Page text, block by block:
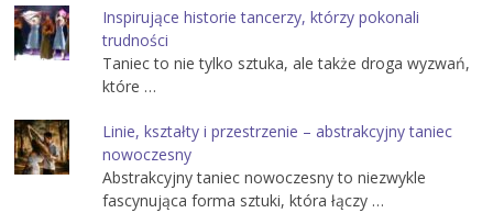
Inspirujące historie tancerzy, którzy pokonali
trudności
Taniec to nie tylko sztuka, ale także droga wyzwań,
które …
Linie, kształty i przestrzenie – abstrakcyjny taniec
nowoczesny
Abstrakcyjny taniec nowoczesny to niezwykle
fascynująca forma sztuki, która łączy …